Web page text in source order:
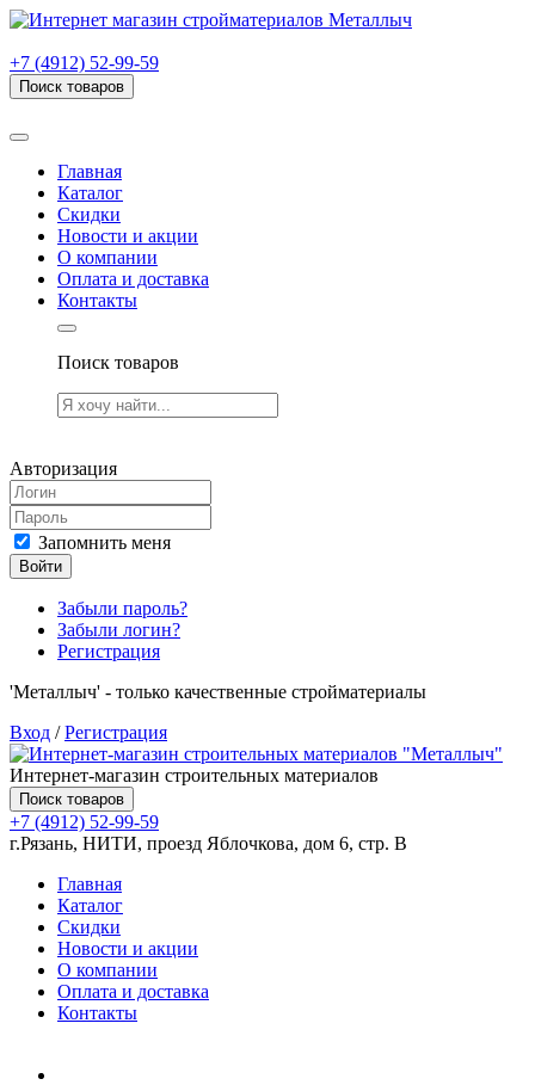
+7 (4912) 52-99-59
Поиск товаров
Главная
Каталог
Скидки
Новости и акции
О компании
Оплата и доставка
Контакты
Поиск товаров
Авторизация
Запомнить меня
Войти
Забыли пароль?
Забыли логин?
Регистрация
'Металлыч' - только качественные стройматериалы
Вход /Регистрация
Интернет-магазин строительных материалов
Поиск товаров
+7 (4912) 52-99-59
г.Рязань, НИТИ, проезд Яблочкова, дом 6, стр. В
Главная
Каталог
Скидки
Новости и акции
О компании
Оплата и доставка
Контакты